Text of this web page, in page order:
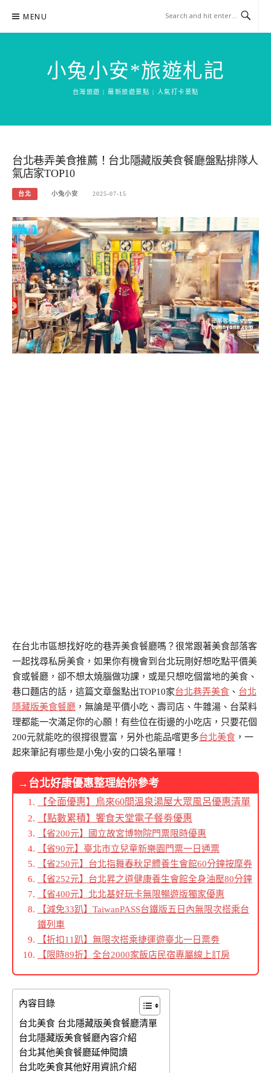
content
MENU
小兔小安*旅遊札記
台灣旅遊 | 最新旅遊景點 | 人氣打卡景點
台北巷弄美食推薦！台北隱藏版美食餐廳盤點排隊人
氣店家TOP10
台北 小兔小安 2025-07-15
在台北市區想找好吃的巷弄美食餐廳嗎？很常跟著美食部落客
一起找尋私房美食，如果你有機會到台北玩剛好想吃點平價美
食或餐廳，卻不想太燒腦做功課，或是只想吃個當地的美食、
巷口麵店的話，這篇文章盤點出TOP10家台北巷弄美食 、 台北
隱藏版美食餐廳 ，無論是平價小吃、壽司店、牛雜湯、台菜料
理都能一次滿足你的心願！有些位在街邊的小吃店，只要花個
200元就能吃的很撐很豐富，另外也能品嚐更多台北美食 ，一
起來筆記有哪些是小兔小安的口袋名單囉！
→台北好康優惠整理給你參考
【全面優惠】烏來60間溫泉湯屋大眾風呂優惠清單
【點數累積】饗食天堂電子餐劵優惠
【省200元】國立故宮博物院門票限時優惠
【省90元】臺北市立兒童新樂園門票一日通票
【省250元】台北指舞春秋足體養生會館60分鐘按摩券
【省252元】台北昇之道健康養生會館全身油壓80分鐘
【省400元】北北基好玩卡無限暢遊版獨家優惠
【減免33趴】TaiwanPASS台鐵版五日內無限次搭乘台
鐵列車
【折扣11趴】無限次搭乘捷運遊臺北一日票劵
【限時89折】全台2000家飯店民宿專屬線上訂房
內容目錄
台北美食 台北隱藏版美食餐廳清單
台北隱藏版美食餐廳內容介紹
台北其他美食餐廳延伸閱讀
台北吃美食其他好用資訊介紹